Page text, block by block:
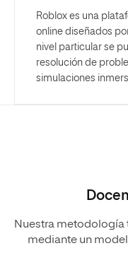
Roblox es una
online diseñados
nivel particular se
resolución de
simulaciones
Nuestra metodología
mediante un